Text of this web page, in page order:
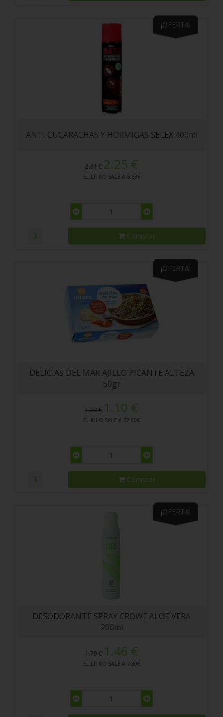
¡OFERTA!
ANTI CUCARACHAS Y HORMIGAS SELEX 400ml
2.61 € 2.25 €
EL LITRO SALE A 5.63€
Comprar
¡OFERTA!
DELICIAS DEL MAR AJILLO PICANTE ALTEZA
50gr
1.23 € 1.10 €
EL KILO SALE A 22.00€
Comprar
¡OFERTA!
DESODORANTE SPRAY CROWE ALOE VERA
200ml
1.79 € 1.46 €
EL LITRO SALE A 7.30€